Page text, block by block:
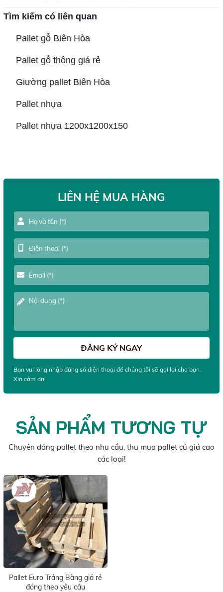
Tìm kiếm có liên quan
Pallet gỗ Biên Hòa
Pallet gỗ thông giá rẻ
Giường pallet Biên Hòa
Pallet nhựa
Pallet nhựa 1200x1200x150
LIÊN HỆ MUA HÀNG
Bạn vui lòng nhập đúng số điện thoại để chúng tôi sẽ gọi lại cho bạn.
Xin cảm ơn!
SẢN PHẨM TƯƠNG TỰ
Chuyên đóng pallet theo nhu cầu, thu mua pallet củ giá cao
các loại!
Pallet Euro Trảng Bàng giá rẻ
đóng theo yêu cầu